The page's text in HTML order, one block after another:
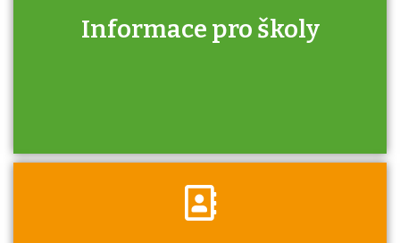
Informace pro školy
Zjistěte, jak se přihlásit ke zkoušce a kde